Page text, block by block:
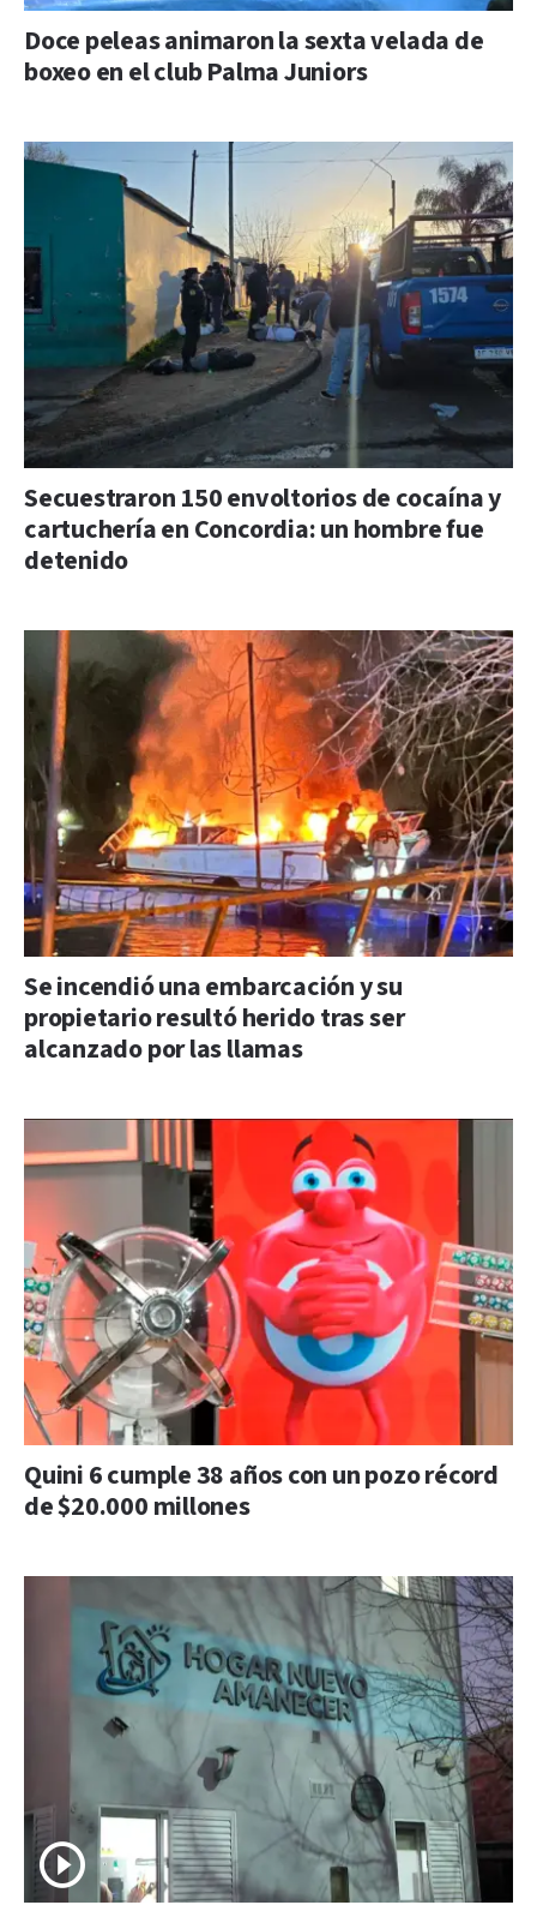
Doce peleas animaron la sexta velada de
boxeo en el club Palma Juniors
Secuestraron 150 envoltorios de cocaína y
cartuchería en Concordia: un hombre fue
detenido
Se incendió una embarcación y su
propietario resultó herido tras ser
alcanzado por las llamas
Quini 6 cumple 38 años con un pozo récord
de $20.000 millones